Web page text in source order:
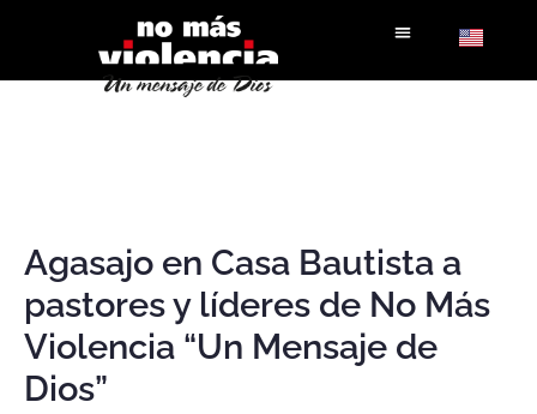
contenido
Agasajo en Casa Bautista a
pastores y líderes de No Más
Violencia “Un Mensaje de
Dios”